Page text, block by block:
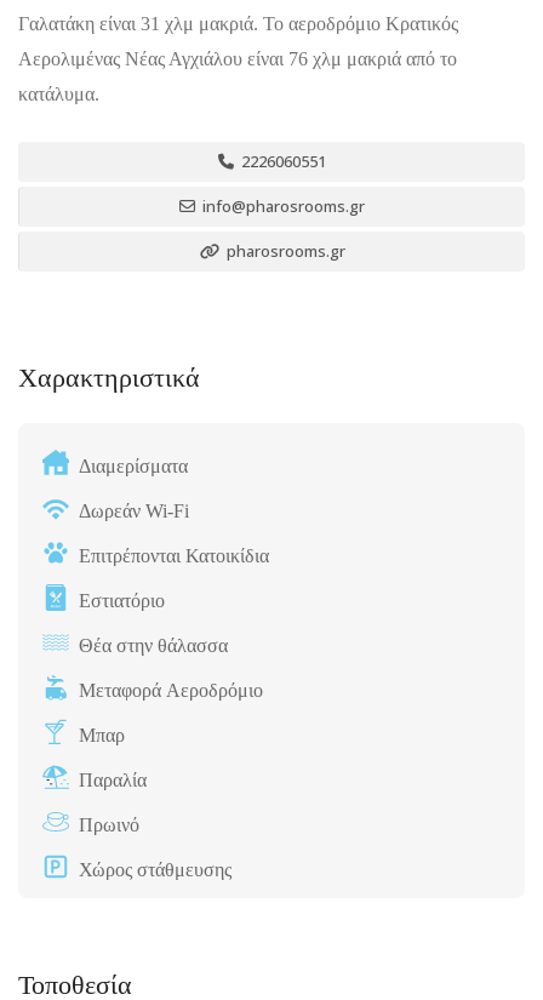
Γαλατάκη είναι 31 χλμ μακριά. Το αεροδρόμιο Κρατικός
Αερολιμένας Νέας Αγχιάλου είναι 76 χλμ μακριά από το
κατάλυμα.
2226060551
info@pharosrooms.gr
pharosrooms.gr
Χαρακτηριστικά
Διαμερίσματα
Δωρεάν Wi-Fi
Επιτρέπονται Κατοικίδια
Εστιατόριο
Θέα στην θάλασσα
Μεταφορά Αεροδρόμιο
Μπαρ
Παραλία
Πρωινό
Χώρος στάθμευσης
Τοποθεσία